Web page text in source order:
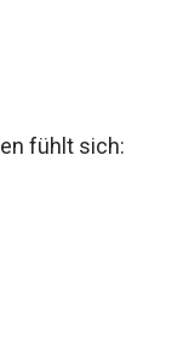
fühlt sich: